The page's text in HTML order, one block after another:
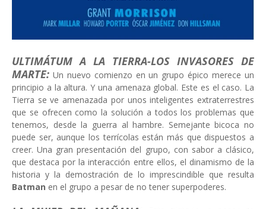
ULTIMÁTUM A LA TIERRA-LOS INVASORES DE
MARTE: Un nuevo comienzo en un grupo épico merece un
principio a la altura. Y una amenaza global. Este es el caso. La
Tierra se ve amenazada por unos inteligentes extraterrestres
que se ofrecen como la solución a todos los problemas que
tenemos, desde la guerra al hambre. Semejante bicoca no
puede ser, aunque los terrícolas están más que dispuestos a
creer. Una gran presentación del grupo, con sabor a clásico,
que destaca por la interacción entre ellos, el dinamismo de la
historia y la demostración de lo imprescindible que resulta
Batman en el grupo a pesar de no tener superpoderes.